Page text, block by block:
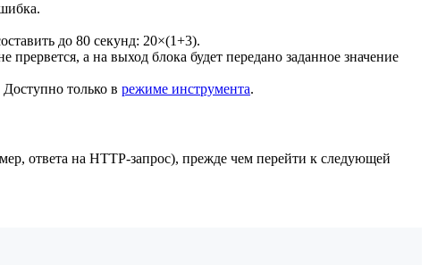
до 80 секунд: 20×(1+3).
а на выход блока будет передано заданное значение
только в режиме инструмента.
ответа на HTTP-запрос), прежде чем перейти к следующей